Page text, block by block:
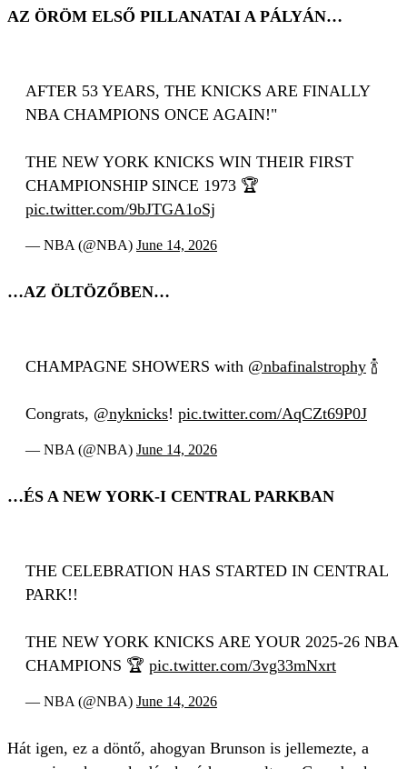
AZ ÖRÖM ELSŐ PILLANATAI A PÁLYÁN…
AFTER 53 YEARS, THE KNICKS ARE FINALLY
NBA CHAMPIONS ONCE AGAIN!"
THE NEW YORK KNICKS WIN THEIR FIRST
CHAMPIONSHIP SINCE 1973 🏆
pic.twitter.com/9bJTGA1oSj
— NBA (@NBA) June 14, 2026
…AZ ÖLTÖZŐBEN…
CHAMPAGNE SHOWERS with @nbafinalstrophy 🍾
Congrats, @nyknicks! pic.twitter.com/AqCZt69P0J
— NBA (@NBA) June 14, 2026
…ÉS A NEW YORK-I CENTRAL PARKBAN
THE CELEBRATION HAS STARTED IN CENTRAL
PARK!!
THE NEW YORK KNICKS ARE YOUR 2025-26 NBA
CHAMPIONS 🏆 pic.twitter.com/3vg33mNxrt
— NBA (@NBA) June 14, 2026
Hát igen, ez a döntő, ahogyan Brunson is jellemezte, a